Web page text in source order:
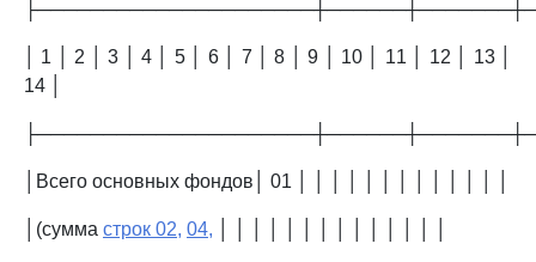
│ 1 │ 2 │ 3 │ 4 │ 5 │ 6 │ 7 │ 8 │ 9 │ 10 │ 11 │ 12 │ 13 │
14 │
│Всего основных фондов│ 01 │ │ │ │ │ │ │ │ │ │ │ │ │
│(сумма строк 02, 04,